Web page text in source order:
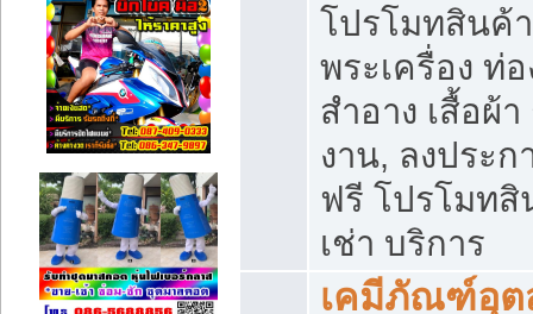
โปรโมทสินค้
พระเครื่อง ท่อ
สำอาง เสื้อผ้
งาน, ลงประ
ฟรี โปรโมท
เช่า บริการ
เคมีภัณฑ์อุต